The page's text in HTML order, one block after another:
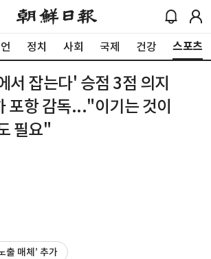
정치 사회 국제 건강 스포츠
서 잡는다' 승점 3점 의지
포항 감독..."이기는 것이
필요"
출 매체’ 추가